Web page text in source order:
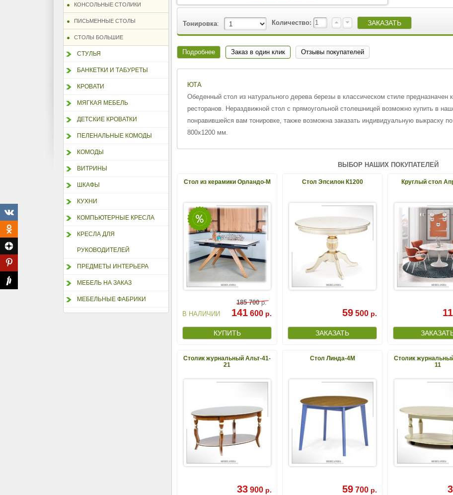
КОНСОЛЬНЫЕ СТОЛИКИ
ПИСЬМЕННЫЕ СТОЛЫ
СТОЛЫ БОЛЬШИЕ
СТУЛЬЯ
БАНКЕТКИ И ТАБУРЕТЫ
КРОВАТИ
МЯГКАЯ МЕБЕЛЬ
ДЕТСКИЕ КРОВАТКИ
ПЕЛЕНАЛЬНЫЕ КОМОДЫ
КОМОДЫ
ВИТРИНЫ
ШКАФЫ
КУХНИ
КОМПЬЮТЕРНЫЕ КРЕСЛА
КРЕСЛА ДЛЯ
РУКОВОДИТЕЛЕЙ
ПРЕДМЕТЫ ИНТЕРЬЕРА
МЕБЕЛЬ НА ЗАКАЗ
МЕБЕЛЬНЫЕ ФАБРИКИ
Тонировка: Количество:
Подробнее Заказ в один клик Отзывы покупателей
ЮТА
Обеденный стол из натурального дерева березы в классическом стиле
ресторанов. Нераздвижной стол с прямоугольной столешницей возможно купить в
понравившейся вам тонировке, также возможна заказать индивидуальную выкраску
800х1200 мм.
ВЫБОР НАШИХ ПОКУПАТЕЛЕЙ
Стол из керамики Орландо-М
В НАЛИЧИИ
185 700р.
141 600 р.
Стол Эпсилон К1200
59 500 р.
Круглый стол
Столик журнальный Альт-41-
21
33 900 р.
Стол Линда-4М
59 700 р.
Столик
11